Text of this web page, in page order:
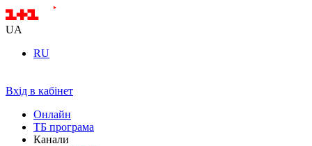
UA
RU
Вхід в кабінет
Онлайн
ТБ програма
Канали